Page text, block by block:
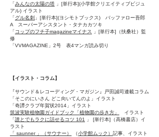
「みんなの太陽の塔 」[単行本](小学館クリエイティブビジュ
アル) イラスト
「グル名刺 」[単行本](ヨシモトブックス) バッファロー吾郎
A スーパーアシスタント・タナカカツキ
「コップのフチ子magazineマイナス
」[単行本]（扶桑社）監
修
「VVMAGAZINE」2号 表4マンガ読み切り
【イラスト・コラム】
『サウンド＆レコーディング・マガジン』戸田誠司連載コラム
「そこのにいさん どこ向いてんのよ」イラスト
「奇譚クラブ年賀状2014」イラスト
筑波実験植物園ガイドブック「植物園の歩き方」
イラスト
「誰とでもラクに話せるコツ 101
」 [単行本]（高橋書店）イ
ラスト
「 saunner 」（サウナー）
（小学館ムック） 記事、イラスト